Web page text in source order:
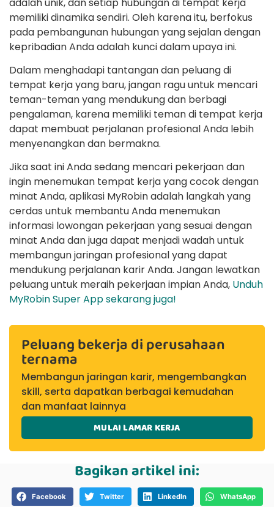
memiliki dinamika sendiri. Oleh karena itu, berfokus
pada pembangunan hubungan yang sejalan dengan
kepribadian Anda adalah kunci dalam upaya ini.
Dalam menghadapi tantangan dan peluang di
tempat kerja yang baru, jangan ragu untuk mencari
teman-teman yang mendukung dan berbagi
pengalaman, karena memiliki teman di tempat kerja
dapat membuat perjalanan profesional Anda lebih
menyenangkan dan bermakna.
Jika saat ini Anda sedang mencari pekerjaan dan
ingin menemukan tempat kerja yang cocok dengan
minat Anda, aplikasi MyRobin adalah langkah yang
cerdas untuk membantu Anda menemukan
informasi lowongan pekerjaan yang sesuai dengan
minat Anda dan juga dapat menjadi wadah untuk
membangun jaringan profesional yang dapat
mendukung perjalanan karir Anda. Jangan lewatkan
peluang untuk meraih pekerjaan impian Anda, Unduh
MyRobin Super App sekarang juga!
Peluang bekerja di perusahaan
ternama
Membangun jaringan karir, mengembangkan
skill, serta dapatkan berbagai kemudahan
dan manfaat lainnya
MULAI LAMAR KERJA
Bagikan artikel ini:
Facebook Twitter LinkedIn WhatsApp